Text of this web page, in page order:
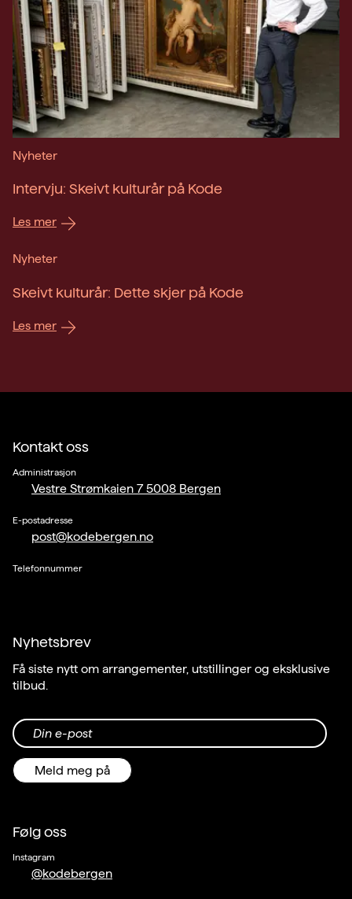
Nyheter
Intervju: Skeivt kulturår på Kode
Les mer
Nyheter
Skeivt kulturår: Dette skjer på Kode
Les mer
Kontakt oss
Administrasjon
Vestre Strømkaien 7 5008 Bergen
E-postadresse
post@kodebergen.no
Telefonnummer
Nyhetsbrev
Få siste nytt om arrangementer, utstillinger og eksklusive
tilbud.
Din e-post
Meld meg på
Følg oss
Instagram
@kodebergen